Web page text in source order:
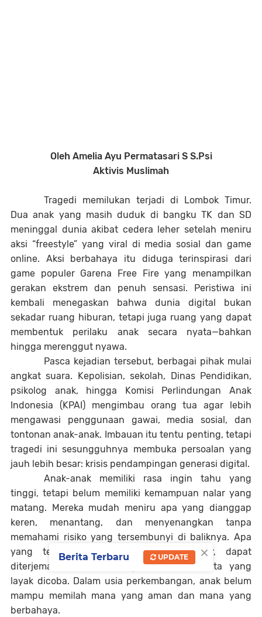
Oleh Amelia Ayu Permatasari S S.Psi
Aktivis Muslimah
Tragedi memilukan terjadi di Lombok Timur.
Dua anak yang masih duduk di bangku TK dan SD
meninggal dunia akibat cedera leher setelah meniru
aksi “freestyle” yang viral di media sosial dan game
online. Aksi berbahaya itu diduga terinspirasi dari
game populer Garena Free Fire yang menampilkan
gerakan ekstrem dan penuh sensasi. Peristiwa ini
kembali menegaskan bahwa dunia digital bukan
sekadar ruang hiburan, tetapi juga ruang yang dapat
membentuk perilaku anak secara nyata—bahkan
hingga merenggut nyawa.
Pasca kejadian tersebut, berbagai pihak mulai
angkat suara. Kepolisian, sekolah, Dinas Pendidikan,
psikolog anak, hingga Komisi Perlindungan Anak
Indonesia (KPAI) mengimbau orang tua agar lebih
mengawasi penggunaan gawai, media sosial, dan
tontonan anak-anak. Imbauan itu tentu penting, tetapi
tragedi ini sesungguhnya membuka persoalan yang
jauh lebih besar: krisis pendampingan generasi digital.
Anak-anak memiliki rasa ingin tahu yang
tinggi, tetapi belum memiliki kemampuan nalar yang
matang. Mereka mudah meniru apa yang dianggap
keren, menantang, dan menyenangkan tanpa
memahami risiko yang tersembunyi di baliknya. Apa
yang terlihat sebagai hiburan di layar, dapat
diterjemahkan anak sebagai tindakan nyata yang
layak dicoba. Dalam usia perkembangan, anak belum
mampu memilah mana yang aman dan mana yang
berbahaya.
×
Berita Terbaru UPDATE